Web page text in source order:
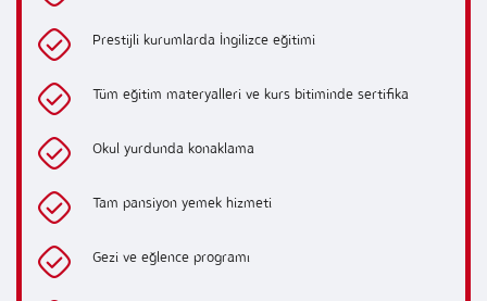
Prestijli kurumlarda İngilizce eğitimi
Tüm eğitim materyalleri ve kurs bitiminde sertifika
Okul yurdunda konaklama
Tam pansiyon yemek hizmeti
Gezi ve eğlence programı